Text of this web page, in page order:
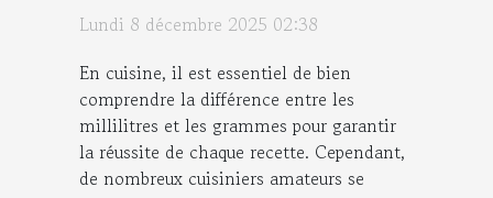
Lundi 8 décembre 2025 02:38
En cuisine, il est essentiel de bien
comprendre la différence entre les
millilitres et les grammes pour garantir
la réussite de chaque recette. Cependant,
de nombreux cuisiniers amateurs se